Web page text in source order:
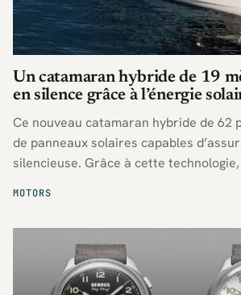
MOTORS
Un catamaran hybride de 19
en silence grâce à l’énergie
Ce nouveau catamaran hybride de 62
de panneaux solaires capables
silencieuse. Grâce à cette